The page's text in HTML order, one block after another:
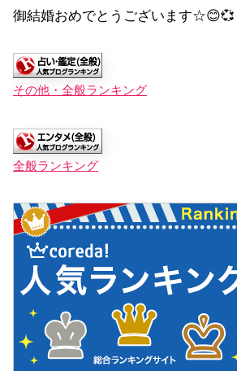
御結婚おめでとうございます☆😊💞
その他・全般ランキング
全般ランキング